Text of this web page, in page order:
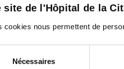
site de l'Hôpital de la
cookies nous permettent de
Nécessaires